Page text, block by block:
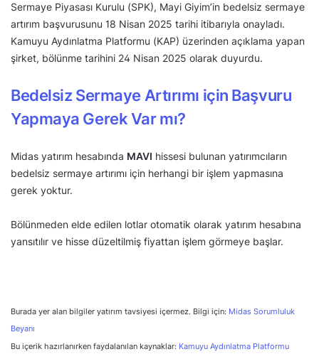
Sermaye Piyasası Kurulu (SPK), Mayi Giyim’in bedelsiz sermaye
artırım başvurusunu 18 Nisan 2025 tarihi itibarıyla onayladı.
Kamuyu Aydınlatma Platformu (KAP) üzerinden açıklama yapan
şirket, bölünme tarihini 24 Nisan 2025 olarak duyurdu.
Bedelsiz Sermaye Artırımı için Başvuru
Yapmaya Gerek Var mı?
Midas yatırım hesabında MAVI hissesi bulunan yatırımcıların
bedelsiz sermaye artırımı için herhangi bir işlem yapmasına
gerek yoktur.
Bölünmeden elde edilen lotlar otomatik olarak yatırım hesabına
yansıtılır ve hisse düzeltilmiş fiyattan işlem görmeye başlar.
Burada yer alan bilgiler yatırım tavsiyesi içermez. Bilgi için: Midas Sorumluluk
Beyanı
Bu içerik hazırlanırken faydalanılan kaynaklar: Kamuyu Aydınlatma Platformu